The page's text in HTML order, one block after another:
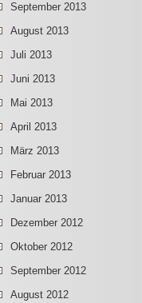
September 2013
August 2013
Juli 2013
Juni 2013
Mai 2013
April 2013
März 2013
Februar 2013
Januar 2013
Dezember 2012
Oktober 2012
September 2012
August 2012